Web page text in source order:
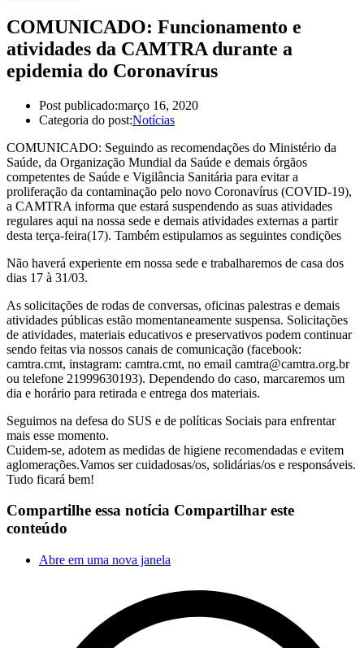
COMUNICADO: Funcionamento e
atividades da CAMTRA durante a
epidemia do Coronavírus
Post publicado:março 16, 2020
Categoria do post:Notícias
COMUNICADO: Seguindo as recomendações do Ministério da
Saúde, da Organização Mundial da Saúde e demais órgãos
competentes de Saúde e Vigilância Sanitária para evitar a
proliferação da contaminação pelo novo Coronavírus (COVID-19),
a CAMTRA informa que estará suspendendo as suas atividades
regulares aqui na nossa sede e demais atividades externas a partir
desta terça-feira(17). Também estipulamos as seguintes condições
Não haverá experiente em nossa sede e trabalharemos de casa dos
dias 17 à 31/03.
As solicitações de rodas de conversas, oficinas palestras e demais
atividades públicas estão momentaneamente suspensa. Solicitações
de atividades, materiais educativos e preservativos podem continuar
sendo feitas via nossos canais de comunicação (facebook:
camtra.cmt, instagram: camtra.cmt, no email camtra@camtra.org.br
ou telefone 21999630193). Dependendo do caso, marcaremos um
dia e horário para retirada e entrega dos materiais.
Seguimos na defesa do SUS e de políticas Sociais para enfrentar
mais esse momento.
Cuidem-se, adotem as medidas de higiene recomendadas e evitem
aglomerações.Vamos ser cuidadosas/os, solidárias/os e responsáveis.
Tudo ficará bem!
Compartilhe essa notícia Compartilhar este
conteúdo
Abre em uma nova janela